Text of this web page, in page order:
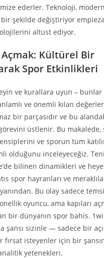
ederler. Teknoloji,
şekilde değiştiriyor
altüst ediyor.
Kültürel Bir
Spor Etkinlikleri
ve kurallara uyun – bunlar
ve önemli kılan
bir parçasıdır ve bu
üstlenir. Bu makalede,
ve sporun tüm
olduğunu inceleyeceğiz.
bilinen dinamikleri ve
spor hayranları ve
Bu olay sadece
oyuncu, ama kapıları
bir dünyanın spor bahis.
şansı sizinle — sadece bir
isteyenler için bir
yetenekleri.